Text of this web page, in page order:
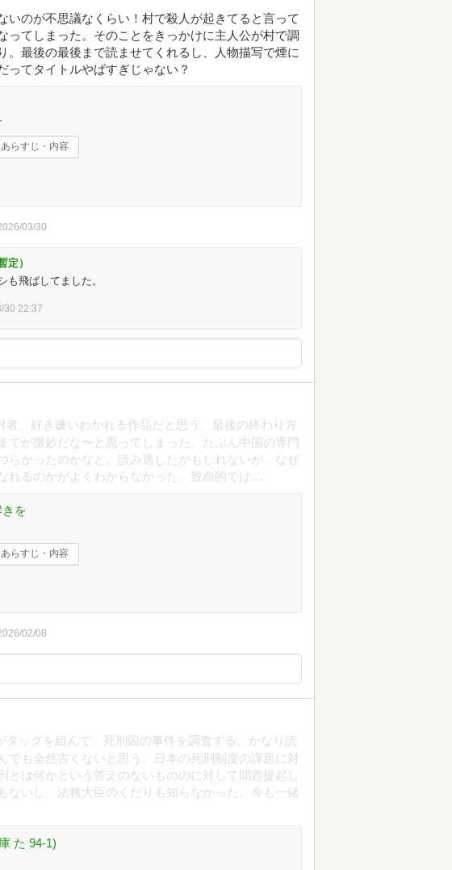
いのが不思議なくらい！村で殺人が起きてると言って
ってしまった。そのことをきっかけに主人公が村で調
。最後の最後まで読ませてくれるし、人物描写で煙に
ってタイトルやばすぎじゃない？
あらすじ・内容
03/30
定）
も飛ばしてました。
30 22:37
者。好き嫌いわかれる作品だと思う。最後の終わり方
でが微妙だな〜と思ってしまった。たぶん中国の専門
らかったのかなと。読み逃したかもしれないが、なぜ
れるのかがよくわからなかった。致命的では…
を
あらすじ・内容
02/08
タッグを組んで、死刑囚の事件を調査する。かなり読
でも全然古くないと思う。日本の死刑制度の課題に対
とは何かという答えのないもののに対して問題提起し
ないし、法務大臣のくだりも知らなかった。今も一緒
た 94-1)